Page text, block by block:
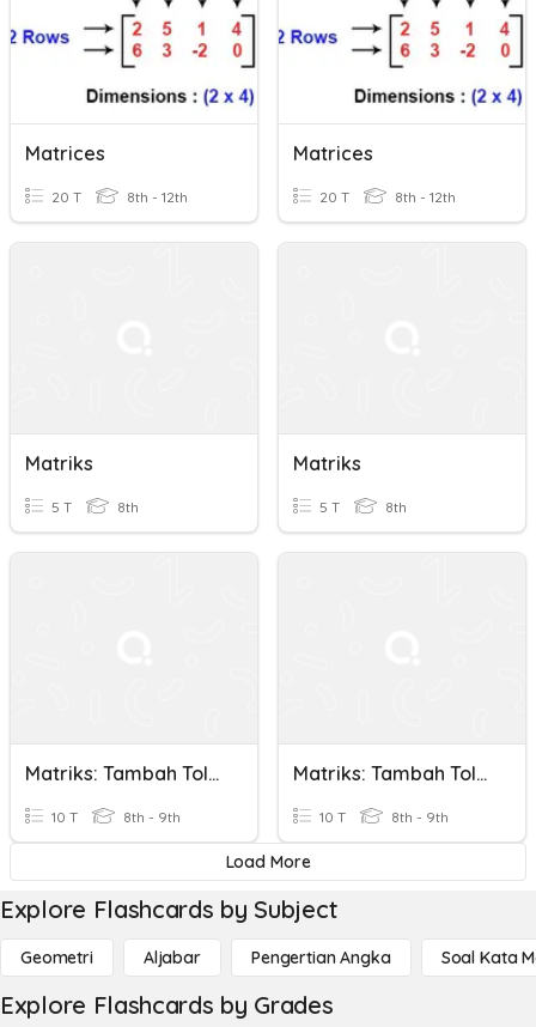
Matrices
20 T 8th - 12th
Matrices
20 T 8th - 12th
Matriks
5 T 8th
Matriks
5 T 8th
Matriks: Tambah Tolak
10 T 8th - 9th
Matriks: Tambah Tolak
10 T 8th - 9th
Load More
Explore Flashcards by Subject
Geometri Aljabar Pengertian Angka Soal Kata
Explore Flashcards by Grades